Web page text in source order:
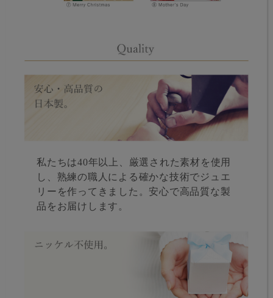
私たちは40年以上、厳選された素材を使用
し、熟練の職人による確かな技術でジュエ
リーを作ってきました。安心で高品質な製
品をお届けします。